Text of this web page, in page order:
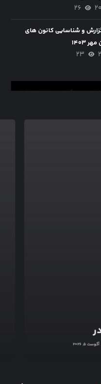
۲۶
و شناسایی کانون های
۱۴۰۳
۲۳
آگوست ۵, ۲۰۲۶